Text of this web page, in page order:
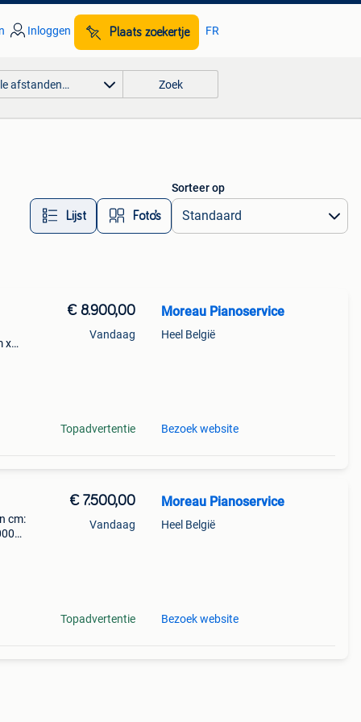
Inloggen Plaats zoekertje FR
afstanden… Zoek
Lijst Foto’s
Sorteer op
x
€ 8.900,00
Vandaag
Topadvertentie
Moreau Pianoservice
Heel België
Bezoek website
cm:
€ 7.500,00
Vandaag
Topadvertentie
Moreau Pianoservice
Heel België
Bezoek website